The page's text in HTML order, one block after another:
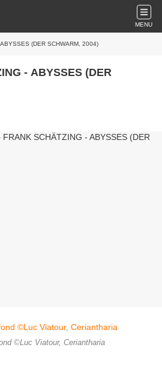
MENU
(DER SCHWARM, 2004)
- ABYSSES (DER
©Luc Viatour, Ceriantharia